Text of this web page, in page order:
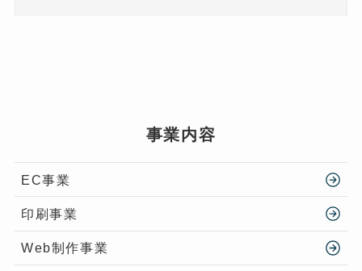
事業内容
EC事業
印刷事業
Web制作事業